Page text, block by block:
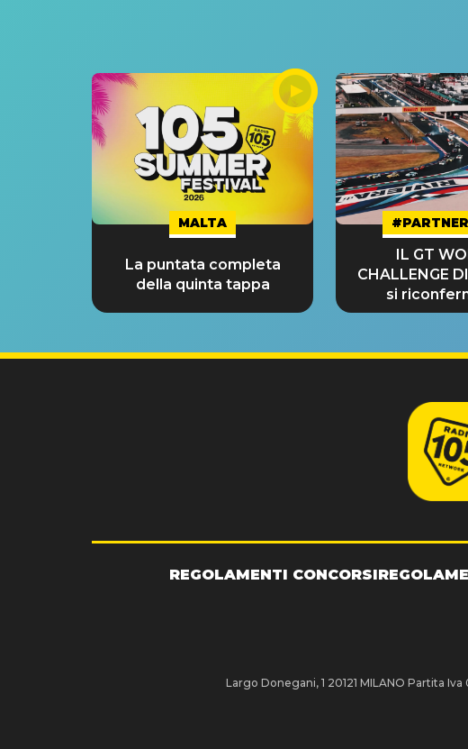
MALTA
La puntata completa
della quinta tappa
IL GT
CHALLENGE
si
GRANDE
REGOLAMENTI CONCORSI
Largo Donegani, 1 20121 MILANO Partita